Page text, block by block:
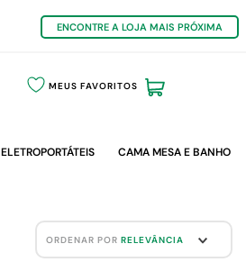
ENCONTRE A LOJA MAIS PRÓXIMA
MEUS FAVORITOS
ELETROPORTÁTEIS CAMA MESA E BANHO
ORDENAR POR RELEVÂNCIA